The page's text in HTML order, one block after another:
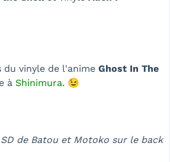
vinyle de l'anime Ghost In The
à Shinimura. 😉
de Batou et Motoko sur le back